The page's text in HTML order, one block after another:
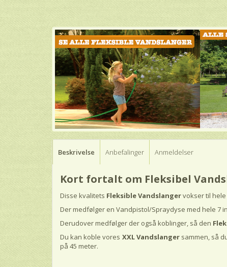
Beskrivelse Anbefalinger Anmeldelser
Kort fortalt om Fleksibel
Disse kvalitets Fleksible Vandslangervokser til
Der medfølger en Vandpistol/Spraydyse med hele
Derudover medfølger der også koblinger, så den
Du kan koble vores XXL Vandslangersammen, så
på 45 meter.